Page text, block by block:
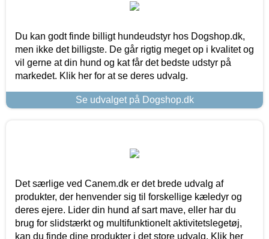
Du kan godt finde billigt hundeudstyr hos Dogshop.dk,
men ikke det billigste. De går rigtig meget op i kvalitet og
vil gerne at din hund og kat får det bedste udstyr på
markedet. Klik her for at se deres udvalg.
Se udvalget på Dogshop.dk
Det særlige ved Canem.dk er det brede udvalg af
produkter, der henvender sig til forskellige kæledyr og
deres ejere. Lider din hund af sart mave, eller har du
brug for slidstærkt og multifunktionelt aktivitetslegetøj,
kan du finde dine produkter i det store udvalg. Klik her